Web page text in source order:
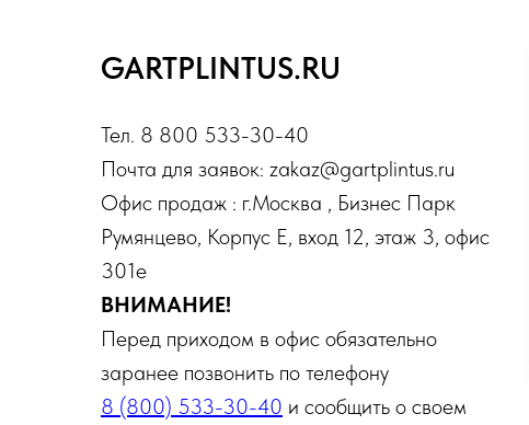
GARTPLINTUS.RU
Тел. 8 800 533-30-40
Почта для заявок: zakaz@gartplintus.ru
Офис продаж : г.Москва , Бизнес Парк
Румянцево, Корпус Е, вход 12, этаж 3, офис
301е
ВНИМАНИЕ!
Перед приходом в офис обязательно
заранее позвонить по телефону
8 (800) 533-30-40 и сообщить о своем